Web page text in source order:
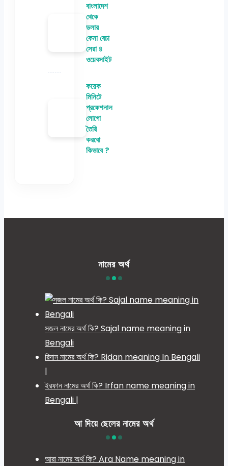
বাংলাদেশ
থেকে
ডলার
কেনা বেচা
সেরা ৪
ওয়েবসাইট
কয়েক
মিনিটে
প্রফেশনাল
লোগো
তৈরি
করবো
কিভাবে ?
নামের অর্থ
সজল নামের অর্থ কি? Sajal name meaning in
Bengali
রিদান নামের অর্থ কি? Ridan meaning In Bengali
|
ইরফান নামের অর্থ কি? Irfan name meaning in
Bengali |
আ দিয়ে ছেলের নামের অর্থ
আরা নামের অর্থ কি? Ara Name meaning in